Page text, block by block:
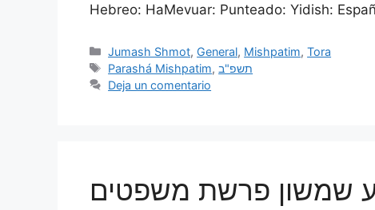
Hebreo: HaMevuar: Punteado: Yidish:
Jumash Shmot, General, Mishpatim,Tora
Parashá Mishpatim,תשפ"ב
Deja un comentario
שמשון פרשת משפטים